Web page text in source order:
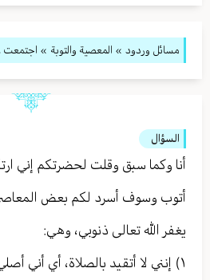
مسائل وردود » المعصية والتوبة » اجتمعت
السؤال
أنا وكما سبق وقلت لحضرتكم إني
أتوب وسوف أسرد لكم بعض
يغفر الله تعالى ذنوبي، وهي:
١) إنني لا أتقيد بالصلاة، أي أني